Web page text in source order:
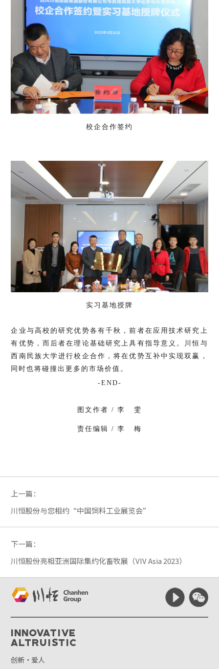
校企合作签约
实习基地授牌
企业与高校的研究优势各有千秋，前者在应用技术研究上
有优势，而后者在理论基础研究上具有指导意义。川恒与
西南民族大学进行校企合作，将在优势互补中实现双赢，
同时也将碰撞出更多的市场价值。
-END-
图文作者 / 李 雯
责任编辑 / 李 梅
上一篇：
川恒股份与您相约“中国饲料工业展览会”
下一篇：
川恒股份亮相亚洲国际集约化畜牧展（VIV Asia 2023）
Innovative
Altruistic
创新·爱人